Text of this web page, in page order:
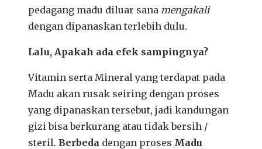
pedagang madu diluar sana mengakali
dengan dipanaskan terlebih dulu.
Lalu, Apakah ada efek sampingnya?
Vitamin serta Mineral yang terdapat pada
Madu akan rusak seiring dengan proses
yang dipanaskan tersebut, jadi kandungan
gizi bisa berkurang atau tidak bersih /
steril. Berbeda dengan proses Madu